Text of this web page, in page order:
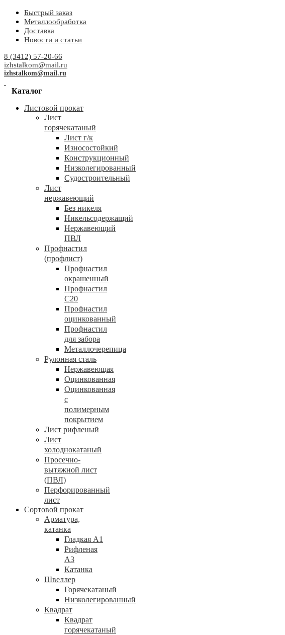
Быстрый заказ
Металлообработка
Доставка
Новости и статьи
8 (3412) 57-20-66
izhstalkom@mail.ru
izhstalkom@mail.ru
Каталог
Листовой прокат
Лист
горячекатаный
Лист г/к
Износостойкий
Конструкционный
Низколегированный
Судостроительный
Лист
нержавеющий
Без никеля
Никельсодержащий
Нержавеющий
ПВЛ
Профнастил
(профлист)
Профнастил
окрашенный
Профнастил
С20
Профнастил
оцинкованный
Профнастил
для забора
Металлочерепица
Рулонная сталь
Нержавеющая
Оцинкованная
Оцинкованная
с
полимерным
покрытием
Лист рифленый
Лист
холоднокатаный
Просечно-
вытяжной лист
(ПВЛ)
Перфорированный
лист
Сортовой прокат
Арматура,
катанка
Гладкая А1
Рифленая
А3
Катанка
Швеллер
Горячекатаный
Низколегированный
Квадрат
Квадрат
горячекатаный